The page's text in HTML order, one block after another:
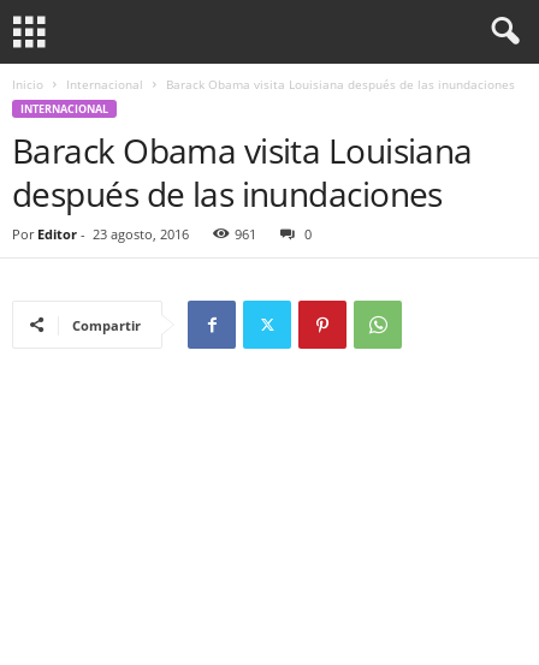
Inicio Internacional Barack Obama visita Louisiana después de las inundaciones
INTERNACIONAL
Barack Obama visita Louisiana
después de las inundaciones
Por Editor - 23 agosto, 2016 961 0
Compartir